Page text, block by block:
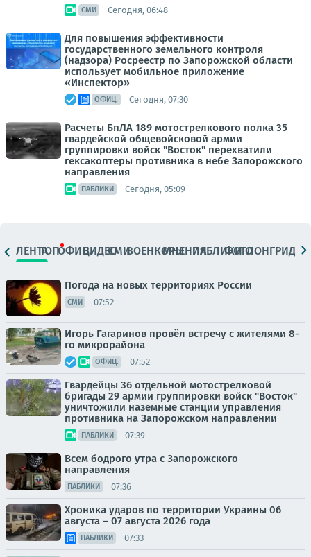
СМИ Сегодня, 06:48
Для повышения эффективности
государственного земельного контроля
(надзора) Росреестр по Запорожской области
использует мобильное приложение
«Инспектор»
ОФИЦ. Сегодня, 07:30
Расчеты БпЛА 189 мотострелкового полка 35
гвардейской общевойсковой армии
группировки войск "Восток" перехватили
гексакоптеры противника в небе Запорожского
направления
ПАБЛИКИ Сегодня, 05:09
ЛЕНТАТОПОФИЦ.ВИДЕОСМИВОЕНКОРЫМНЕНИЯПАБЛИКИ
ФОТОЛОНГРИДЫ
Погода на новых территориях России
СМИ 07:52
Игорь Гагаринов провёл встречу с жителями 8-
го микрорайона
ОФИЦ. 07:52
Гвардейцы 36 отдельной мотострелковой
бригады 29 армии группировки войск "Восток"
уничтожили наземные станции управления
противника на Запорожском направлении
ПАБЛИКИ 07:39
Всем бодрого утра с Запорожского
направления
ПАБЛИКИ 07:36
Хроника ударов по территории Украины 06
августа – 07 августа 2026 года
ПАБЛИКИ 07:33